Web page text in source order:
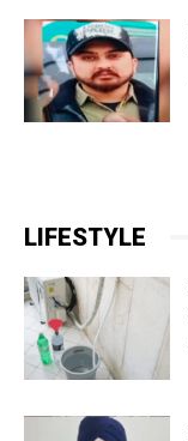
LIFESTYLE